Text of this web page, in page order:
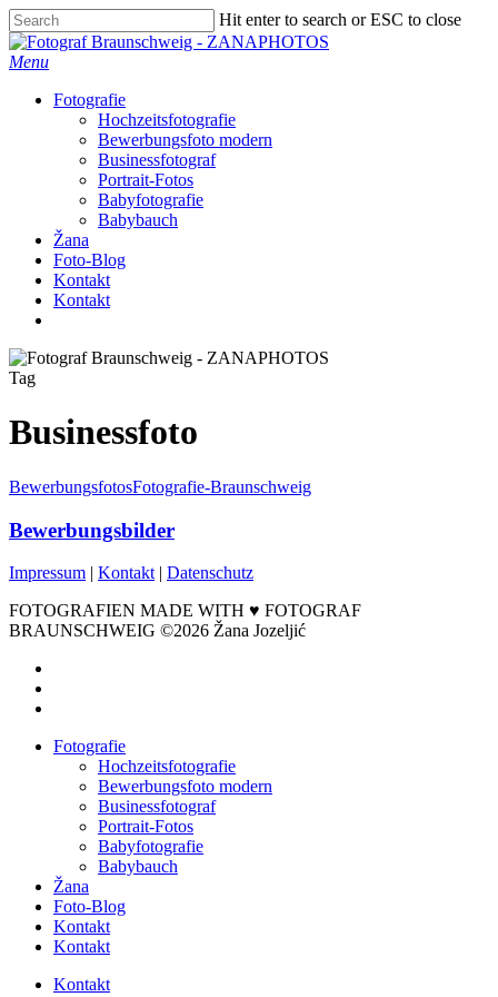
Skip
to
main
Hit enter to search or ESC to close
Close
Search
Menu
Fotografie
Hochzeitsfotografie
Bewerbungsfoto modern
Businessfotograf
Portrait-Fotos
Babyfotografie
Babybauch
Žana
Foto-Blog
Kontakt
Kontakt
Tag
Businessfoto
BewerbungsfotosFotografie-Braunschweig
Bewerbungsbilder
Impressum | Kontakt | Datenschutz
FOTOGRAFIEN MADE WITH ♥ FOTOGRAF
BRAUNSCHWEIG ©2026 Žana Jozeljić
Close
Fotografie
Hochzeitsfotografie
Bewerbungsfoto modern
Businessfotograf
Portrait-Fotos
Babyfotografie
Babybauch
Žana
Foto-Blog
Kontakt
Kontakt
Kontakt